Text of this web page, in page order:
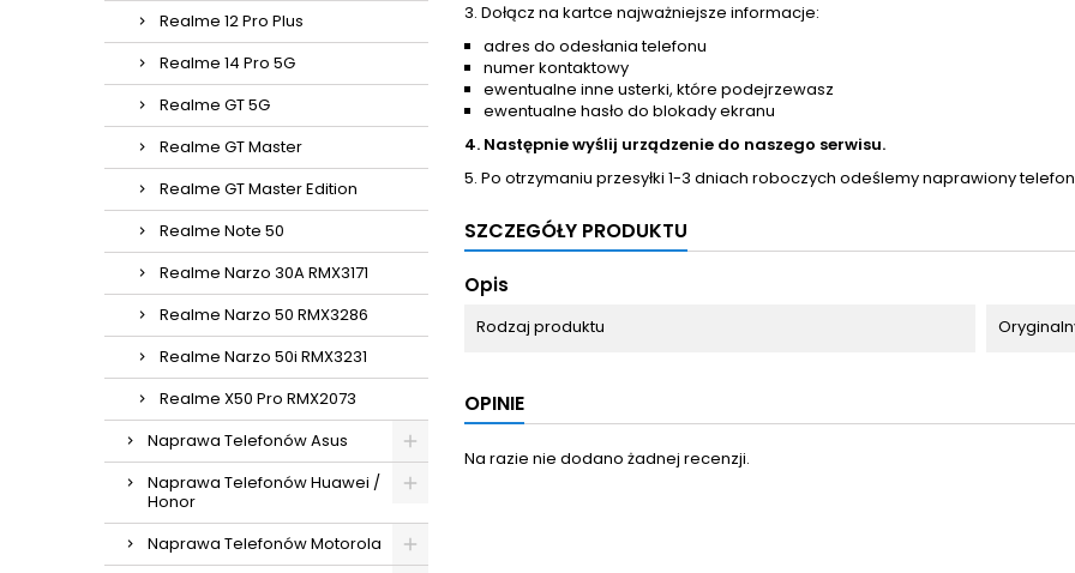
Realme 12 Pro Plus
Realme 14 Pro 5G
Realme GT 5G
Realme GT Master
Realme GT Master Edition
Realme Note 50
Realme Narzo 30A RMX3171
Realme Narzo 50 RMX3286
Realme Narzo 50i RMX3231
Realme X50 Pro RMX2073
Naprawa Telefonów Asus
Naprawa Telefonów Huawei /
Honor
Naprawa Telefonów Motorola
3. Dołącz na kartce najważniejsze informacje:
adres do odesłania telefonu
numer kontaktowy
ewentualne inne usterki, które podejrzewasz
ewentualne hasło do blokady ekranu
4. Następnie wyślij urządzenie do naszego serwisu.
5. Po otrzymaniu przesyłki 1-3 dniach roboczych odeślemy naprawiony
SZCZEGÓŁY PRODUKTU
Opis
Rodzaj produktu
OPINIE
Na razie nie dodano żadnej recenzji.